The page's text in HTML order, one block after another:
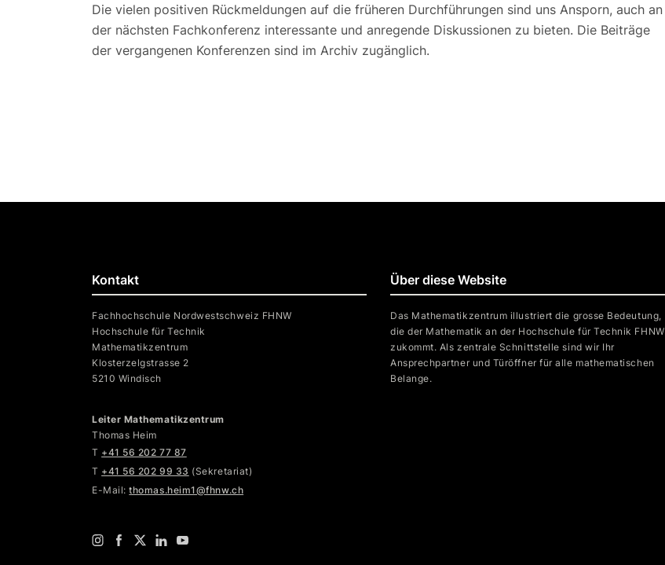
Die vielen positiven Rückmeldungen auf die früheren Durchführungen sind uns Ansporn, auch an
der nächsten Fachkonferenz interessante und anregende Diskussionen zu bieten. Die Beiträge
der vergangenen Konferenzen sind im Archiv zugänglich.
Kontakt
Fachhochschule Nordwestschweiz FHNW
Hochschule für Technik
Mathematikzentrum
Klosterzelgstrasse 2
5210 Windisch
Leiter Mathematikzentrum
Thomas Heim
T +41 56 202 77 87
T +41 56 202 99 33 (Sekretariat)
E-Mail:thomas.heim1@fhnw.ch
Über diese Website
Das Mathematikzentrum illustriert die grosse Bedeutung,
die der Mathematik an der Hochschule für Technik FHNW
zukommt. Als zentrale Schnittstelle sind wir Ihr
Ansprechpartner und Türöffner für alle mathematischen
Belange.